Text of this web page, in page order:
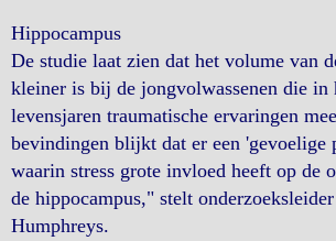
Hippocampus
De studie laat zien dat het volume van
kleiner is bij de jongvolwassenen die in
levensjaren traumatische ervaringen
bevindingen blijkt dat er een 'gevoelige
waarin stress grote invloed heeft op de
de hippocampus," stelt
Humphreys.